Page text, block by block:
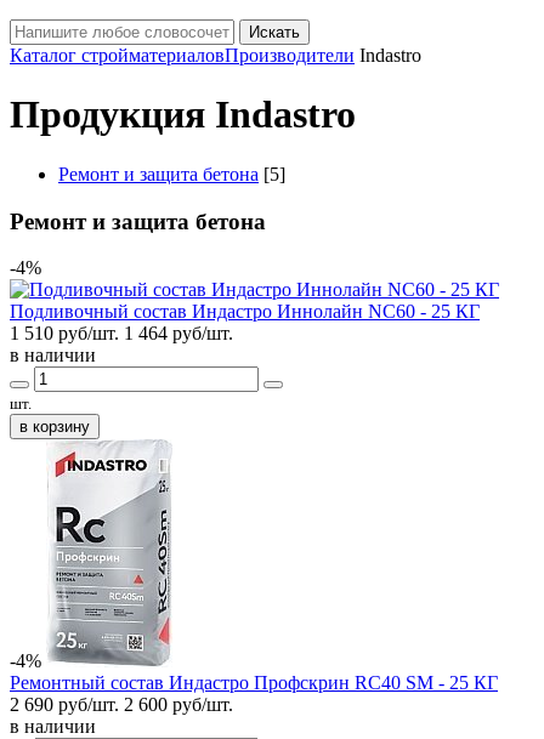
Искать
Каталог стройматериаловПроизводители Indastro
Продукция Indastro
Ремонт и защита бетона [5]
Ремонт и защита бетона
-4%
Подливочный состав Индастро Иннолайн NC60 - 25 КГ
1 510 руб/шт. 1 464 руб/шт.
в наличии
шт.
в корзину
-4%
Ремонтный состав Индастро Профскрин RC40 SM - 25 КГ
2 690 руб/шт. 2 600 руб/шт.
в наличии